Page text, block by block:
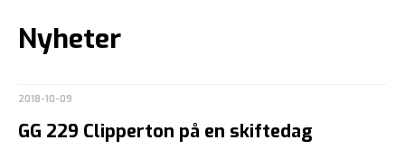
Nyheter
2018-10-09
GG 229 Clipperton på en skiftedag